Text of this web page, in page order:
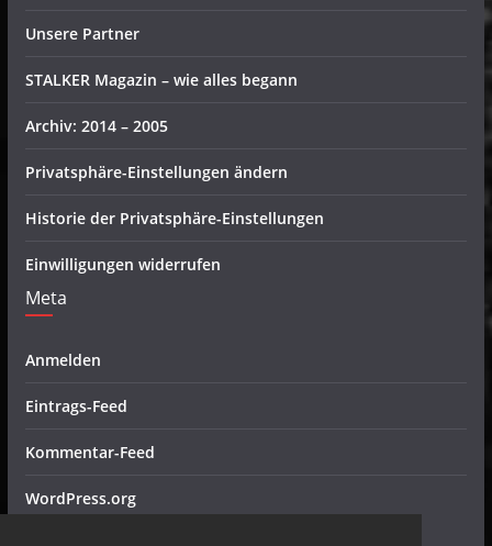
Unsere Partner
STALKER Magazin – wie alles begann
Archiv: 2014 – 2005
Privatsphäre-Einstellungen ändern
Historie der Privatsphäre-Einstellungen
Einwilligungen widerrufen
Meta
Anmelden
Eintrags-Feed
Kommentar-Feed
WordPress.org